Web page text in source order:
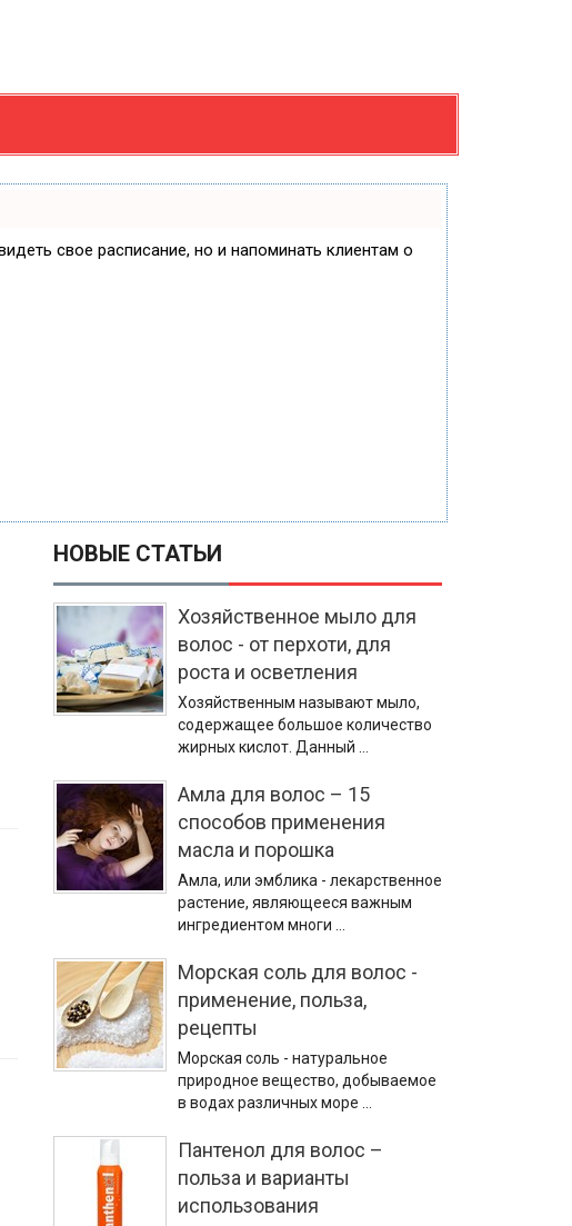
свое расписание, но и напоминать клиентам о
НОВЫЕ СТАТЬИ
Хозяйственное мыло для
волос - от перхоти, для
роста и осветления
Хозяйственным называют мыло,
содержащее большое количество
жирных кислот. Данный …
Амла для волос – 15
способов применения
масла и порошка
Амла, или эмблика - лекарственное
растение, являющееся важным
ингредиентом многи …
Морская соль для волос -
применение, польза,
рецепты
Морская соль - натуральное
природное вещество, добываемое
в водах различных море …
Пантенол для волос –
польза и варианты
использования